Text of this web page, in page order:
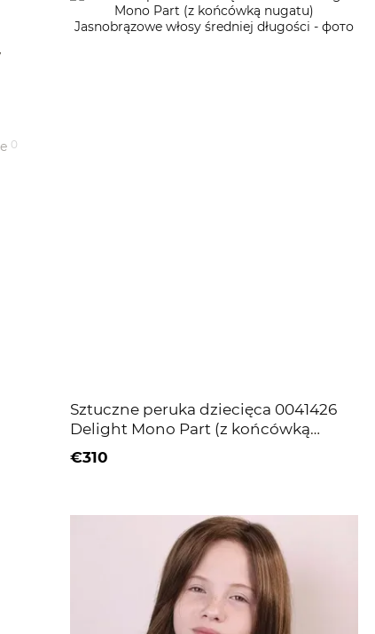
Sztuczne peruka dziecięca 0041426
Delight Mono Part (z końcówką
nugatu) Jasnobrązowe włosy średniej
długości
€310
0